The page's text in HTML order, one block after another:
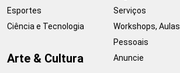
Esportes
Ciência e Tecnologia
Arte & Cultura
Serviços
Workshops,
Pessoais
Anuncie